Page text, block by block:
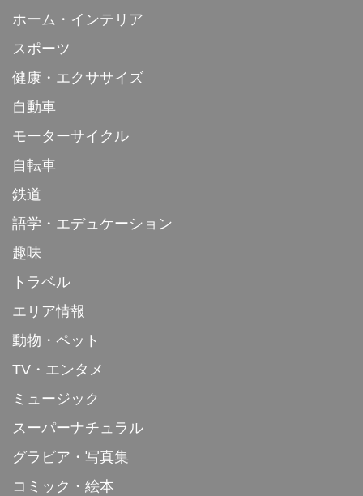
ホーム・インテリア
スポーツ
健康・エクササイズ
自動車
モーターサイクル
自転車
鉄道
語学・エデュケーション
趣味
トラベル
エリア情報
動物・ペット
TV・エンタメ
ミュージック
スーパーナチュラル
グラビア・写真集
コミック・絵本